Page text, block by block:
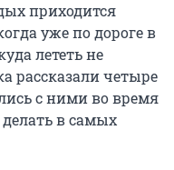
приходится
уже по дороге в
лететь не
рассказали четыре
с ними во время
делать в самых